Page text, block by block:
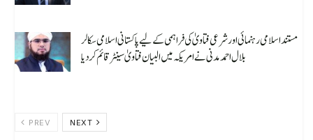
مستند اسلامی رہنمائی اور شرعی فتاویٰ کی فراہمی کے لیے پاکستانی اسلامی سکالر
بلال احمد مدنی نے امریکہ میں البيان فتاویٰ سینٹر قائم کردیا
PREV NEXT